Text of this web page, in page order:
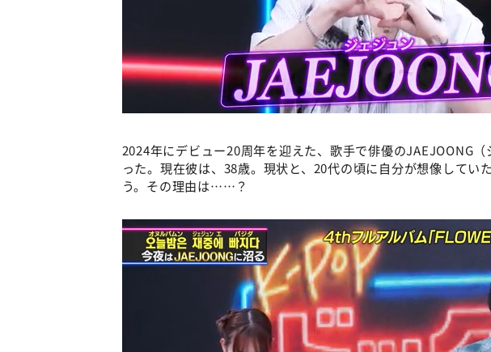
2024年にデビュー20周年を迎えた、歌手で俳優のJAEJOONG
った。現在彼は、38歳。現状と、20代の頃に自分が想像してい
う。その理由は……？